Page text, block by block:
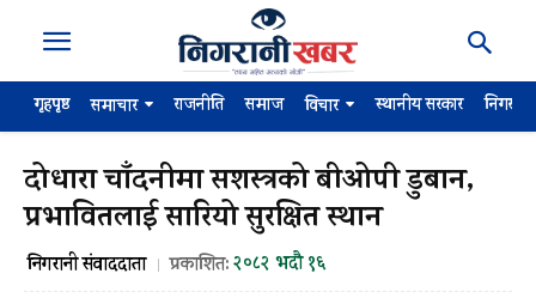
गृहपृष्ठ समाचार राजनीति समाज विचार स्थानीय सरकार
दोधारा चाँदनीमा सशस्त्रको बीओपी डुबान,
प्रभावितलाई सारियो सुरक्षित स्थान
निगरानी संवाददाता प्रकाशित:२०८२ भदौ १६